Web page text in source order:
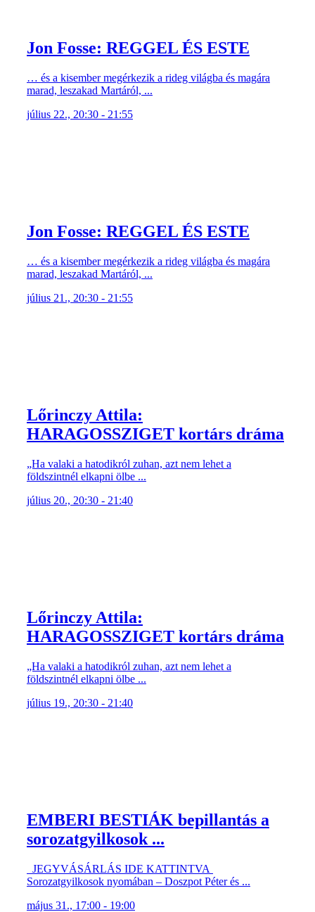
Jon Fosse: REGGEL ÉS ESTE
… és a kisember megérkezik a rideg világba és magára
marad, leszakad Martáról, ...
július 22., 20:30 - 21:55
Jon Fosse: REGGEL ÉS ESTE
… és a kisember megérkezik a rideg világba és magára
marad, leszakad Martáról, ...
július 21., 20:30 - 21:55
Lőrinczy Attila:
HARAGOSSZIGET kortárs dráma
„Ha valaki a hatodikról zuhan, azt nem lehet a
földszintnél elkapni ölbe ...
július 20., 20:30 - 21:40
Lőrinczy Attila:
HARAGOSSZIGET kortárs dráma
„Ha valaki a hatodikról zuhan, azt nem lehet a
földszintnél elkapni ölbe ...
július 19., 20:30 - 21:40
EMBERI BESTIÁK bepillantás a
sorozatgyilkosok ...
JEGYVÁSÁRLÁS IDE KATTINTVA
Sorozatgyilkosok nyomában – Doszpot Péter és ...
május 31., 17:00 - 19:00